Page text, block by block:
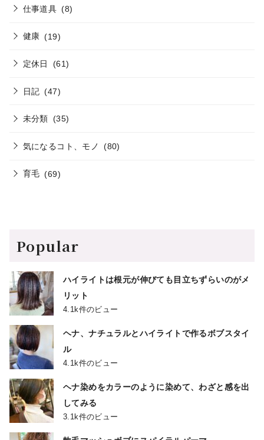
仕事道具 (8)
健康 (19)
定休日 (61)
日記 (47)
未分類 (35)
気になるコト、モノ (80)
育毛 (69)
Popular
ハイライトは根元が伸びても目立ちずらいのがメ
リット
4.1k件のビュー
ヘナ、ナチュラルとハイライトで作るボブスタイ
ル
4.1k件のビュー
ヘナ染めをカラーのように染めて、わざと感を出
してみる
3.1k件のビュー